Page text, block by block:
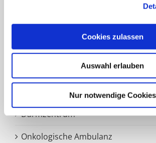
Cookies zulassen
Auswahl erlauben
Nur notwendige Cookies
Zentrale Notaufnahme
Märkisches Brustzentrum
Darmzentrum
Onkologische Ambulanz